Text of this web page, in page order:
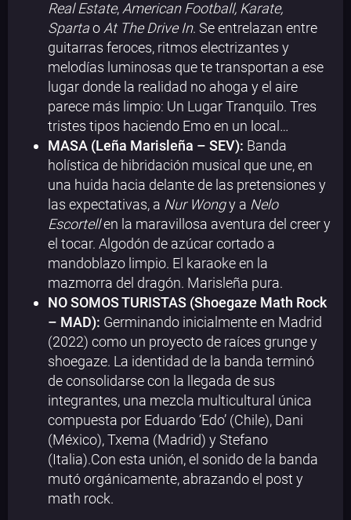
Real Estate, American Football, Karate,
Spartao At The Drive In. Se entrelazan entre
guitarras feroces, ritmos electrizantes y
melodías luminosas que te transportan a ese
lugar donde la realidad no ahoga y el aire
parece más limpio: Un Lugar Tranquilo. Tres
tristes tipos haciendo Emo en un local…
MASA (Leña Marisleña – SEV): Banda
holística de hibridación musical que une, en
una huida hacia delante de las pretensiones y
las expectativas, a Nur Wongy a Nelo
Escortellen la maravillosa aventura del creer y
el tocar. Algodón de azúcar cortado a
mandoblazo limpio. El karaoke en la
mazmorra del dragón. Marisleña pura.
NO SOMOS TURISTAS (Shoegaze Math Rock
– MAD): Germinando inicialmente en Madrid
(2022) como un proyecto de raíces grunge y
shoegaze. La identidad de la banda terminó
de consolidarse con la llegada de sus
integrantes, una mezcla multicultural única
compuesta por Eduardo ‘Edo’ (Chile), Dani
(México), Txema (Madrid) y Stefano
(Italia).Con esta unión, el sonido de la banda
mutó orgánicamente, abrazando el post y
math rock.